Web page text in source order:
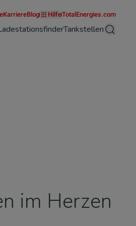
Tankstellen Suche
KarriereBlog HilfeTotalEnergies.com
im Herzen